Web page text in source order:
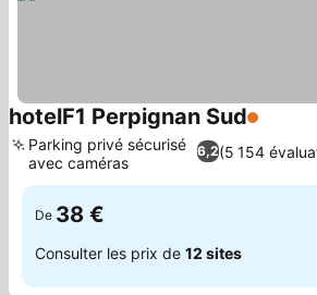
hotelF1 Perpignan Sud1 Étoiles
6,2(5 154
Parking privé sécurisé
avec caméras
De 38 €
Consulter les prix de 12 sites